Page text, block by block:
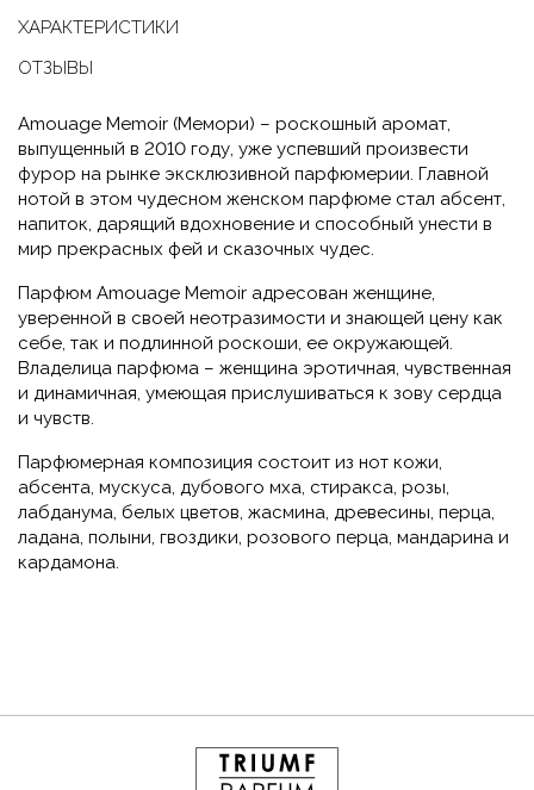
ХАРАКТЕРИСТИКИ
ОТЗЫВЫ
Amouage Memoir (Мемори) – роскошный аромат,
выпущенный в 2010 году, уже успевший произвести
фурор на рынке эксклюзивной парфюмерии. Главной
нотой в этом чудесном женском парфюме стал абсент,
напиток, дарящий вдохновение и способный унести в
мир прекрасных фей и сказочных чудес.
Парфюм Amouage Memoir адресован женщине,
уверенной в своей неотразимости и знающей цену как
себе, так и подлинной роскоши, ее окружающей.
Владелица парфюма – женщина эротичная, чувственная
и динамичная, умеющая прислушиваться к зову сердца
и чувств.
Парфюмерная композиция состоит из нот кожи,
абсента, мускуса, дубового мха, стиракса, розы,
лабданума, белых цветов, жасмина, древесины, перца,
ладана, полыни, гвоздики, розового перца, мандарина и
кардамона.